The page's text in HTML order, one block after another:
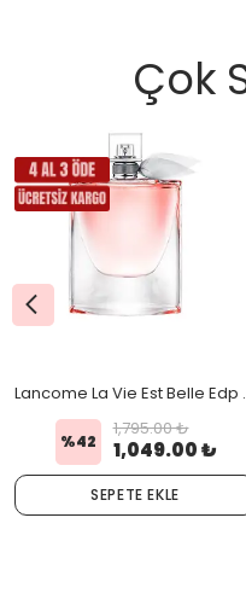
Çok
%42
1,795.00 ₺
1,049.00 ₺
SEPETE EKLE